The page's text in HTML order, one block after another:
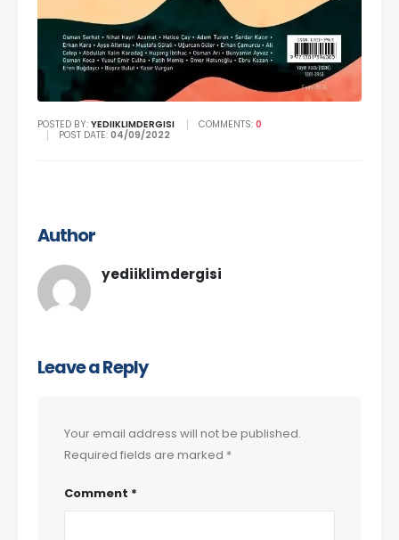
POSTED BY:YEDIIKLIMDERGISI COMMENTS: 0
POST DATE: 04/09/2022
Author
yediiklimdergisi
Leave a Reply
Your email address will not be published.
Required fields are marked *
Comment *